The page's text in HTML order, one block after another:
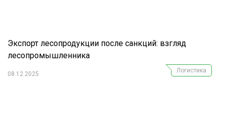
Экспорт лесопродукции после санкций: взгляд
лесопромышленника
08.12.2025
Логистика